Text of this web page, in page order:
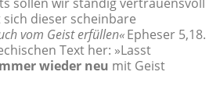
dieser scheinbare
vom Geist erfüllen«Epheser 5,18.
Text her: »Lasst
wieder neu mit Geist